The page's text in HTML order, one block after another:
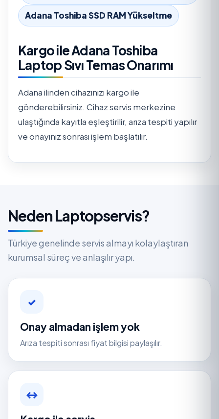
Adana Toshiba SSD RAM Yükseltme
Kargo ile Adana Toshiba
Laptop Sıvı Temas Onarımı
Adana ilinden cihazınızı kargo ile
gönderebilirsiniz. Cihaz servis merkezine
ulaştığında kayıtla eşleştirilir, arıza tespiti yapılır
ve onayınız sonrası işlem başlatılır.
Neden Laptopservis?
Türkiye genelinde servis almayı kolaylaştıran
kurumsal süreç ve anlaşılır yapı.
✓
Onay almadan işlem yok
Arıza tespiti sonrası fiyat bilgisi paylaşılır.
↔